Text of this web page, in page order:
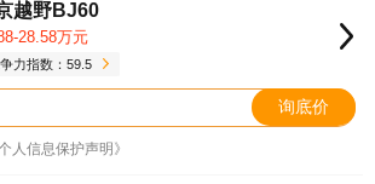
越野BJ60
28.58万元
力指数：59.5
询底价
人信息保护声明》